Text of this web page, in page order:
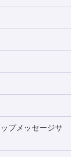
プメッセージサ